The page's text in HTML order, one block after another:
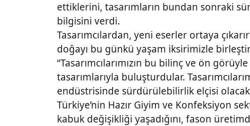
ettiklerini, tasarımların bundan sonraki
bilgisini verdi.
Tasarımcılardan, yeni eserler ortaya
doğayı bu günkü yaşam iksirimizle
“Tasarımcılarımızın bu bilinç ve ön
tasarımlarıyla buluşturdular.
endüstrisinde sürdürülebilirlik elçisi
Türkiye’nin Hazır Giyim ve Konfeksiyon
kabuk değişikliği yaşadığını, fason